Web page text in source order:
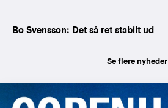
Bo Svensson: Det så ret stabilt ud
Se flere nyheder